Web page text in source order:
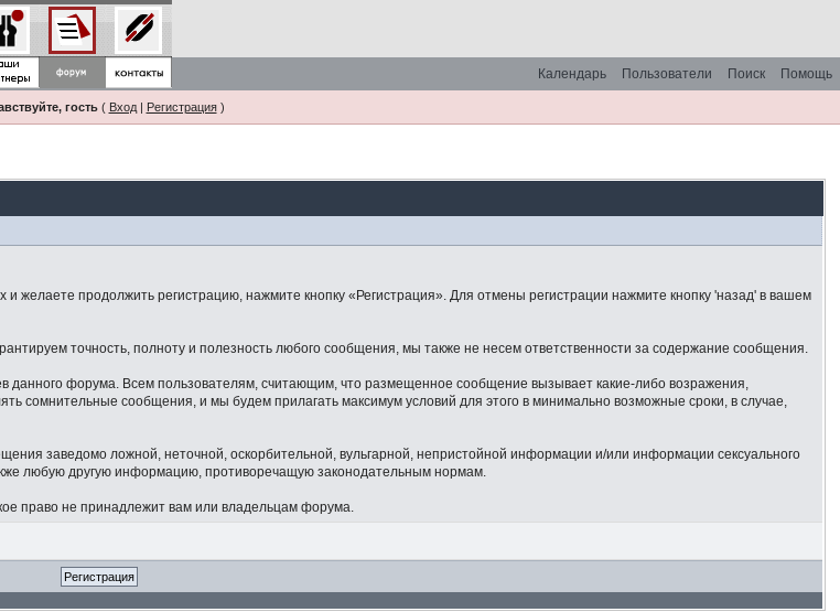
Помощь
Поиск
Пользователи
Календарь
гость( Вход| Регистрация)
продолжить регистрацию, нажмите кнопку «Регистрация». Для отмены регистрации нажмите кнопку 'назад' в вашем
точность, полноту и полезность любого сообщения, мы также не несем ответственности за содержание сообщения.
данного форума. Всем пользователям, считающим, что размещенное сообщение вызывает какие-либо возражения,
сомнительные сообщения, и мы будем прилагать максимум условий для этого в минимально возможные сроки, в случае,
заведомо ложной, неточной, оскорбительной, вульгарной, непристойной информации и/или информации сексуального
любую другую информацию, противоречащую законодательным нормам.
право не принадлежит вам или владельцам форума.